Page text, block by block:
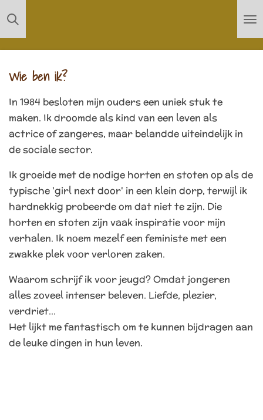
Ga
hoofdinhoud
Wie ben ik?
In 1984 besloten mijn ouders een uniek stuk te
maken. Ik droomde als kind van een leven als
actrice of zangeres, maar belandde uiteindelijk in
de sociale sector.
Ik groeide met de nodige horten en stoten op als de
typische 'girl next door' in een klein dorp, terwijl ik
hardnekkig probeerde om dat niet te zijn. Die
horten en stoten zijn vaak inspiratie voor mijn
verhalen. Ik noem mezelf een feministe met een
zwakke plek voor verloren zaken.
Waarom schrijf ik voor jeugd? Omdat jongeren
alles zoveel intenser beleven. Liefde, plezier,
verdriet…
Het lijkt me fantastisch om te kunnen bijdragen aan
de leuke dingen in hun leven.